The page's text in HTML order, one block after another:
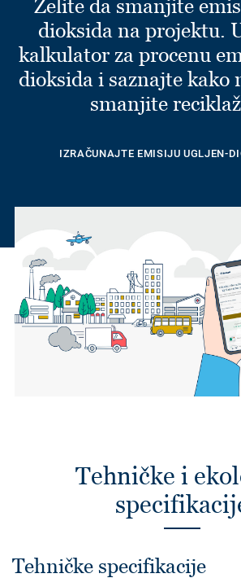
Želite da smanjite
dioksida na projektu.
kalkulator za procenu
dioksida i saznajte kako
smanjite
IZRAČUNAJTE EMISIJU UGLJEN-
Tehničke i
Tehničke specifikacije